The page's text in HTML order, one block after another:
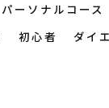
パーソナルコース
初心者 ダイ